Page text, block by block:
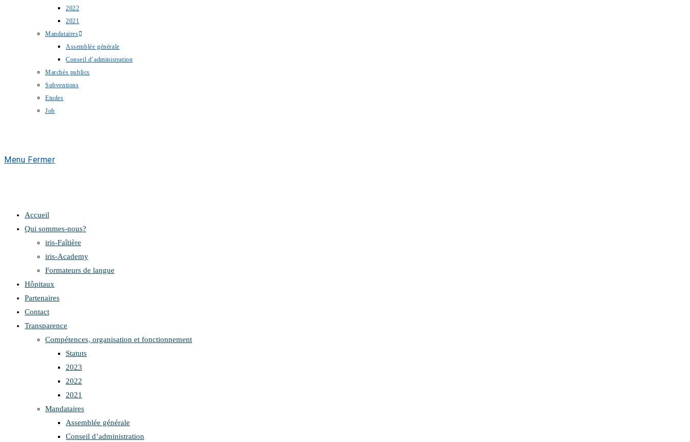
2022
2021
Mandataires
Assemblée générale
Conseil d’administration
Marchés publics
Subventions
Etudes
Job
Menu Fermer
Accueil
Qui sommes-nous?
iris-Faîtière
iris-Academy
Formateurs de langue
Hôpitaux
Partenaires
Contact
Transparence
Compétences, organisation et fonctionnement
Statuts
2023
2022
2021
Mandataires
Assemblée générale
Conseil d’administration